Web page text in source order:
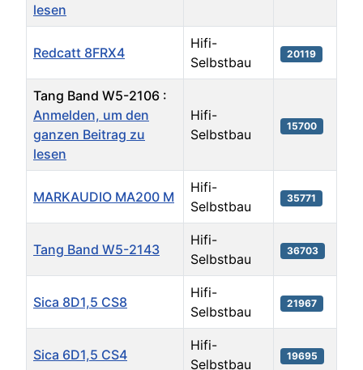
lesen
Redcatt 8FRX4
Hifi-
Selbstbau
20119
Tang Band W5-2106 :
Anmelden, um den
ganzen Beitrag zu
lesen
Hifi-
Selbstbau
15700
MARKAUDIO MA200 M
Hifi-
Selbstbau
35771
Tang Band W5-2143
Hifi-
Selbstbau
36703
Sica 8D1,5 CS8
Hifi-
Selbstbau
21967
Sica 6D1,5 CS4
Hifi-
Selbstbau
19695